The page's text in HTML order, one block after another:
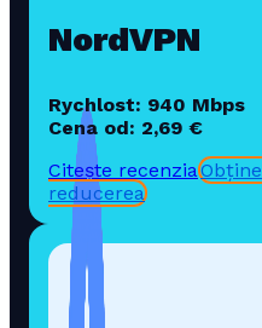
NordVPN
Rychlost: 940 Mbps
Cena od: 2,69 €
Citește recenziaObține
reducerea